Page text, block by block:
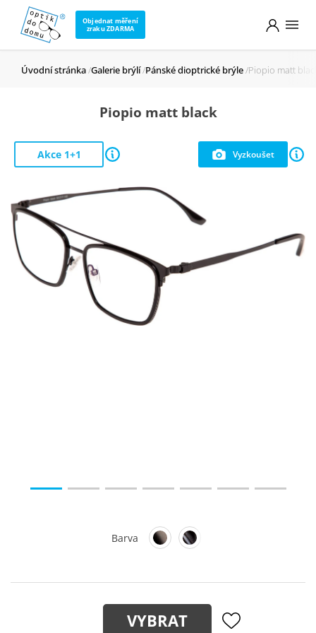
Objednat měření
zraku ZDARMA
Úvodní stránka Galerie brýlí Pánské dioptrické brýle Piopio matt
Piopio matt black
Vyzkoušet
Akce 1+1
Barva
VYBRAT